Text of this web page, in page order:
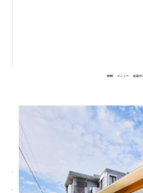
ビジュアルから料理、サービスに
ーリーを詰め込んだ店舗だったこ
メディアをはじめとする各種媒体
Instagram、Facebookを中心と
ェアをいただくことができました。
Webサイトのデザインとしては、
主役の料理へのフォーカス、飽き